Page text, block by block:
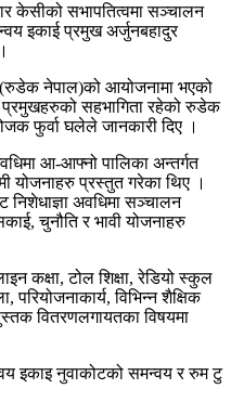
केसीको सभापतित्वमा सञ्चालन
इकाई प्रमुख अर्जुनबहादुर
नेपाल)को आयोजनामा भएको
प्रमुखहरुको सहभागिता रहेको रुडेक
फुर्वा घलेले जानकारी दिए ।
आ-आफ्नो पालिका अन्तर्गत
योजनाहरु प्रस्तुत गरेका थिए ।
अवधिमा सञ्चालन
चुनौति र भावी योजनाहरु
कक्षा, टोल शिक्षा, रेडियो स्कुल
परियोजनाकार्य, विभिन्न शैक्षिक
वितरणलगायतका विषयमा
इकाइ नुवाकोटको समन्वय र रुम टु